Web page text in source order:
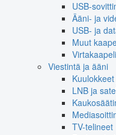
USB-
Ääni- ja
USB- ja
Muut
Viestintä ja ääni
LNB ja
TV-telineet